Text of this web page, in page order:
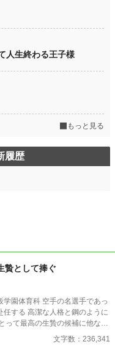
人生終わる王子様
もっと見る
履歴
贄として捧ぐ
の名選手であっ
鋼のように
“土”の信奉者達が暗躍する 意
文字数：236,341